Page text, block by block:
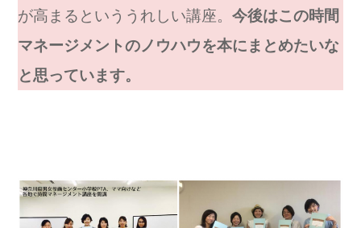
が高まるといううれしい講座。 今後はこの時間
マネージメントのノウハウを本にまとめたいな
と思っています。